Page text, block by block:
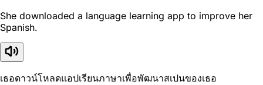
She downloaded a language learning app to improve her
Spanish.
เธอดาวน์โหลดแอปเรียนภาษาเพื่อพัฒนาสเปนของเธอ